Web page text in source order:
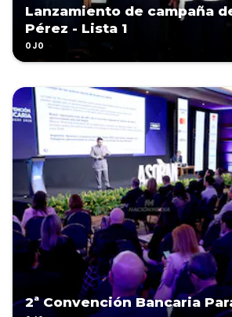
Lanzamiento de campaña
Pérez - Lista 1
OJO
2ª Convención Bancaria